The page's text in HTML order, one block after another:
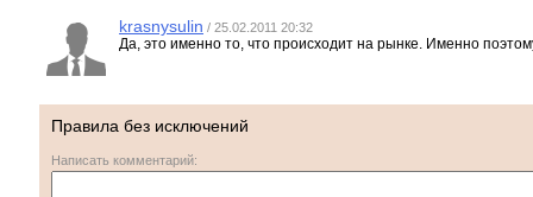
krasnysulin / 25.02.2011 20:32
Да, это именно то, что происходит на рынке. Именно
Правила без исключений
Написать комментарий: